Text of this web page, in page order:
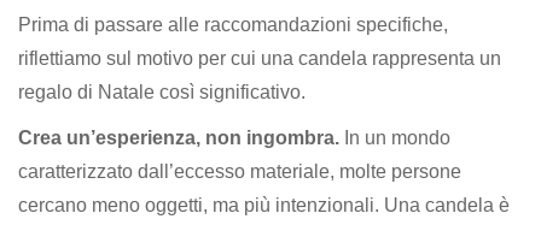
Prima di passare alle raccomandazioni specifiche,
riflettiamo sul motivo per cui una candela rappresenta un
regalo di Natale così significativo.
Crea un’esperienza, non ingombra. In un mondo
caratterizzato dall’eccesso materiale, molte persone
cercano meno oggetti, ma più intenzionali. Una candela è